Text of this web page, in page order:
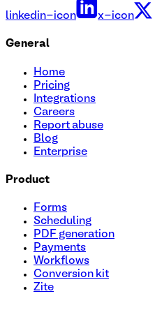
linkedin-icon x-icon
General
Home
Pricing
Integrations
Careers
Report abuse
Blog
Enterprise
Product
Forms
Scheduling
PDF generation
Payments
Workflows
Conversion kit
Zite